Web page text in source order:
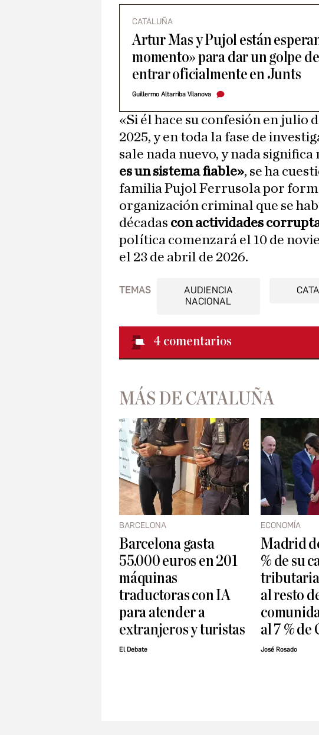
CATALUÑA
Artur Mas y Pujol están
momento» para dar un golpe
entrar oficialmente en Junts
Guillermo Altarriba Vilanova
«Si él hace su confesión en julio
2025, y en toda la fase de
sale nada nuevo, y nada significa
es un sistema fiable», se ha
familia Pujol Ferrusola por
organización criminal que se
décadas con actividades
política comenzará el 10 de
el 23 de abril de 2026.
TEMAS
AUDIENCIA
NACIONAL
4 comentarios
MÁS DE CATALUÑA
BARCELONA
Barcelona gasta
55.000 euros en 201
máquinas
traductoras con IA
para atender a
extranjeros y turistas
El Debate
ECONOMÍA
Madrid
% de su
al resto
al 7 % de
José Rosado